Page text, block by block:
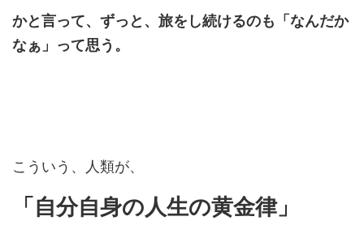
かと言って、ずっと、旅をし続けるのも「なんだか
なぁ」って思う。
こういう、人類が、
「自分自身の人生の黄金律」